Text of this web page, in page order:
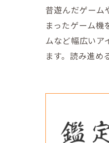
昔遊んだゲーム
まったゲーム
ムなど幅広いア
ます。読み進め